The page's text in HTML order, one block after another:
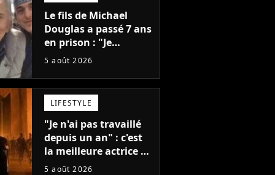
Le fils de Michael
Douglas a passé 7 ans
en prison : "Je
distribuais des joints
5 août 2026
LIFESTYLE
"Je n'ai pas travaillé
depuis un an" : c'est
la meilleure actrice de
L'Odyssée, mais
5 août 2026